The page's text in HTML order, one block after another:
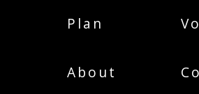
Plan
About